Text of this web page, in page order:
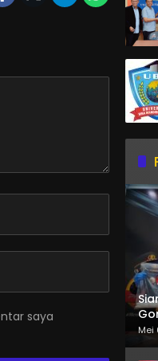
saya
Mei